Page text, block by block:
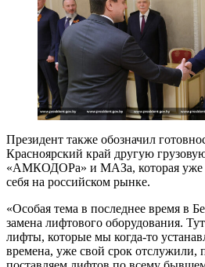
Президент также обозначил
Красноярский край другую
«АМКОДОРа» и МАЗа, которая уже
себя на российском рынке.
«Особая тема в последнее время в
замена лифтового оборудования.
лифты, которые мы когда-то
времена, уже свой срок отслужили,